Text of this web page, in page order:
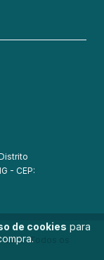
de cookies para
- CEP:
Todos os